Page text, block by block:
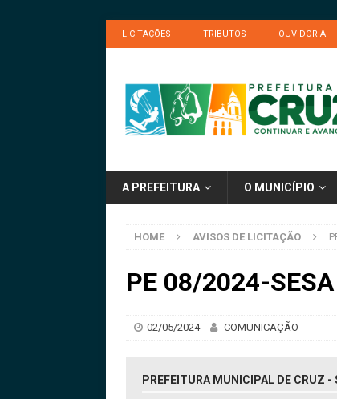
LICITAÇÕES TRIBUTOS OUVIDORIA
A PREFEITURA O MUNICÍPIO
HOME AVISOS DE LICITAÇÃO
PE 08/2024-
02/05/2024 COMUNICAÇÃO
PREFEITURA MUNICIPAL DE CRUZ -